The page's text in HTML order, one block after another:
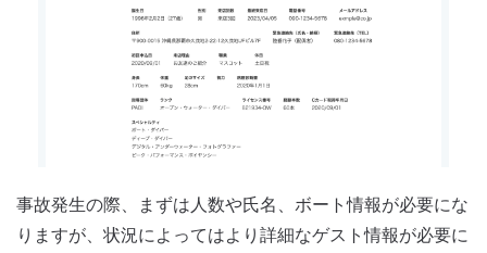
事故発生の際、まずは人数や氏名、ボート情報が必要にな
りますが、状況によってはより詳細なゲスト情報が必要に